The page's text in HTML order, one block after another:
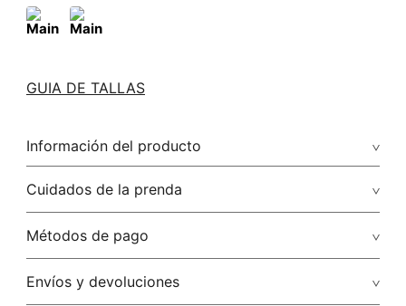
GUIA DE TALLAS
Información del producto
66.00% rayón viscosa/34.00% poliéster/polyester
Cuidados de la prenda
Lavar a mano por separado / no dejar en remojo / no
Métodos de pago
Tarjetas de crédito: Visa, Dinners, Master Card y American
Envíos y devoluciones